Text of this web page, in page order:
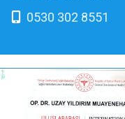
0530 302 8551